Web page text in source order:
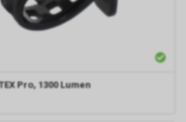
Pro, 1300 Lumen